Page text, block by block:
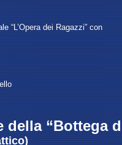
“L’Opera dei Ragazzi” con
della “Bottega